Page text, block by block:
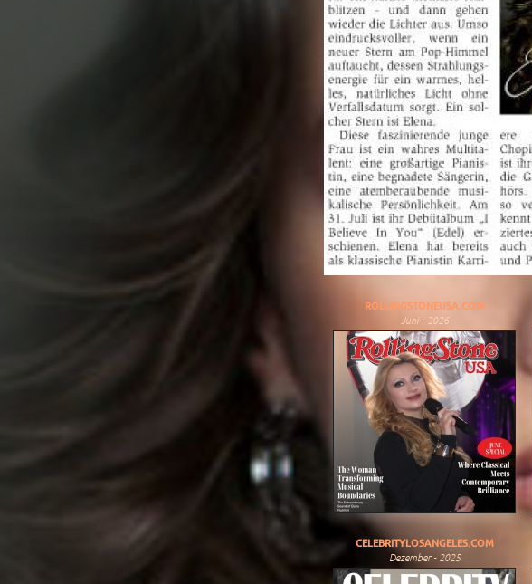
ROLLINGSTONEUSA.COM
Juni - 2026
CELEBRITYLOSANGELES.COM
Dezember - 2025